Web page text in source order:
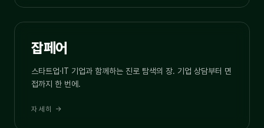
잡페어
스타트업·IT 기업과 함께하는 진로 탐색의 장. 기업 상담부터 면
접까지 한 번에.
자세히 →